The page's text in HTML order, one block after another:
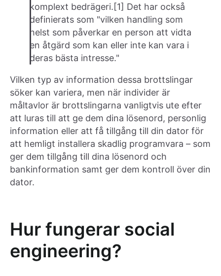
komplext bedrägeri.[1] Det har också
definierats som "vilken handling som
helst som påverkar en person att vidta
en åtgärd som kan eller inte kan vara i
deras bästa intresse."
Vilken typ av information dessa brottslingar
söker kan variera, men när individer är
måltavlor är brottslingarna vanligtvis ute efter
att luras till att ge dem dina lösenord, personlig
information eller att få tillgång till din dator för
att hemligt installera skadlig programvara – som
ger dem tillgång till dina lösenord och
bankinformation samt ger dem kontroll över din
dator.
Hur fungerar social
engineering?